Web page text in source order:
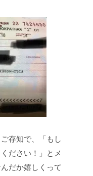
存知で、「もし
ださい！」とメ
だか嬉しくって